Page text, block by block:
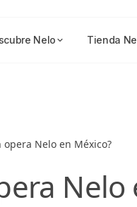
Nelo Tienda
Nelo en México?
Nelo